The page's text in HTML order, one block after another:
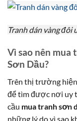
Tranh dán vàng
Vì sao nên mua
Sơn Dầu?
Trên thị trường
để tìm được nơi uy
cầu mua tranh sơn
những lý do vì sao